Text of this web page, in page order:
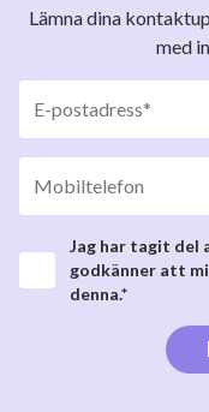
Lämna dina
med
Jag har tagit del
godkänner att
denna.*